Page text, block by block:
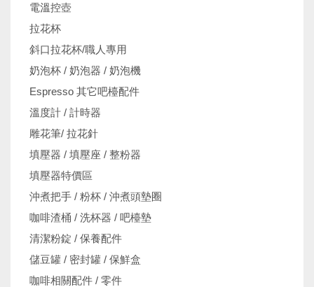
電溫控壺
拉花杯
斜口拉花杯/職人專用
奶泡杯 / 奶泡器 / 奶泡機
Espresso 其它吧檯配件
溫度計 / 計時器
雕花筆/ 拉花針
填壓器 / 填壓座 / 整粉器
填壓器特價區
沖煮把手 / 粉杯 / 沖煮頭墊圈
咖啡渣桶 / 洗杯器 / 吧檯墊
清潔粉錠 / 保養配件
儲豆罐 / 密封罐 / 保鮮盒
咖啡相關配件 / 零件